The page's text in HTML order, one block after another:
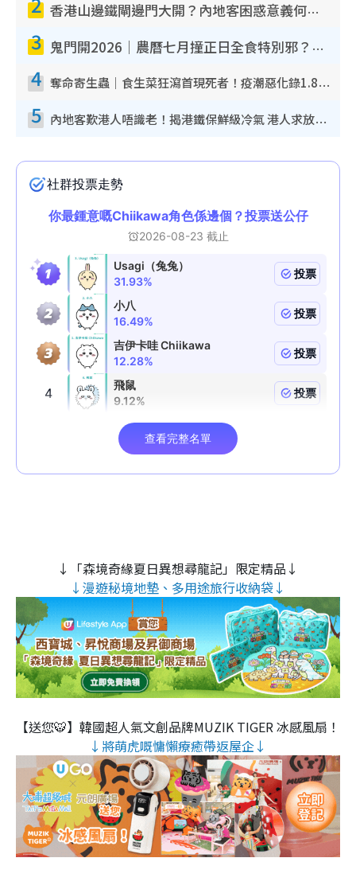
香港山邊鐵閘邊門大開？內地客困惑意義何在！網民神回覆：呢種叫法理性防禦
3 鬼門開2026｜農曆七月撞正日全食特別邪？專家警告切忌做一事！揭4大禁忌+2招保平安
4 奪命寄生蟲｜食生菜狂瀉首現死者！疫潮惡化錄1.8萬宗病例 揭洗菜3大謬誤
5 內地客歎港人唔識老！揭港鐵保鮮級冷氣 港人求放過：咪投訴
↓「森境奇緣夏日異想尋龍記」限定精品↓
↓漫遊秘境地墊、多用途旅行收納袋↓
【送您🐯】韓國超人氣文創品牌MUZIK TIGER 冰感風扇！
↓將萌虎嘅慵懶療癒帶返屋企↓